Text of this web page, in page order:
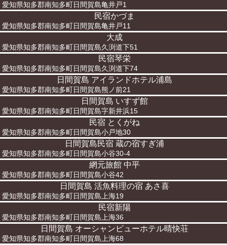
愛知県知多郡南知多町日間賀島亀井戸1
民宿かづま
愛知県知多郡南知多町日間賀島亀井戸11
大成
愛知県知多郡南知多町日間賀島久渕道下51
民宿琴栄
愛知県知多郡南知多町日間賀島久渕道下74
日間賀島 アイランドホテル浦島
愛知県知多郡南知多町日間賀島熊ノ前21
日間賀島 いすず館
愛知県知多郡南知多町日間賀島字新井浜15
民宿 とくがね
愛知県知多郡南知多町日間賀島小戸地30
日間賀島民宿 蔵の宿すぎ浦
愛知県知多郡南知多町日間賀島小谷30-4
網元旅館 中平
愛知県知多郡南知多町日間賀島小谷42
日間賀島 活魚料理の宿 あさ喜
愛知県知多郡南知多町日間賀島上海19
民宿新陽
愛知県知多郡南知多町日間賀島上海36
日間賀島 オーシャンビューホテル晴快荘
愛知県知多郡南知多町日間賀島上海68